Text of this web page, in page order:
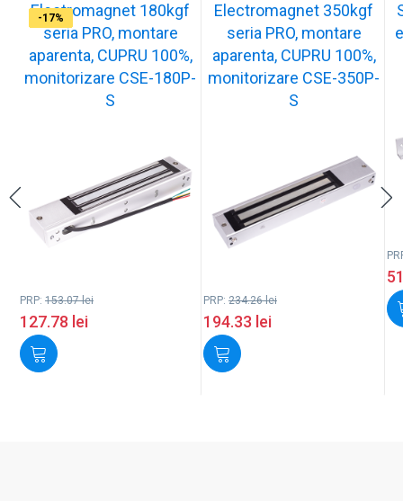
-17%
Electromagnet 180kgf
seria PRO, montare
aparenta, CUPRU 100%,
monitorizare CSE-180P-
S
PRP: 153.07lei
127.78 lei
-17%
Electromagnet 350kgf
seria PRO, montare
aparenta, CUPRU 100%,
monitorizare CSE-350P-
S
PRP: 234.26lei
194.33 lei
-17%
-17%
-17%
-17%
-17%
-17%
-17%
-17%